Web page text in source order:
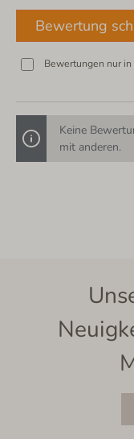
Bewertung
Bewertungen nur
Keine
mit anderen.